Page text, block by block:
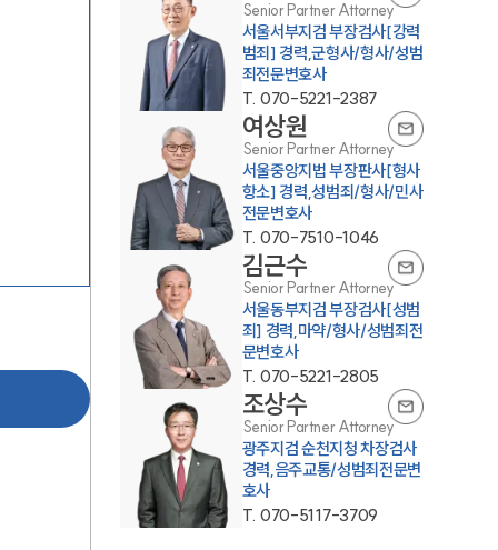
팀소개
팀소개
대륜의 강점
오시는 길
글로벌 파트너 로펌
고객의 소리
통합검색
AI대륜
Senior Partner Attorney
서울서부지검 부장검사[강력
범죄] 경력,군형사/형사/성범
죄전문변호사
T. 070-5221-2387
여상원
Senior Partner Attorney
서울중앙지법 부장판사[형사
항소] 경력,성범죄/형사/민사
전문변호사
T. 070-7510-1046
김근수
Senior Partner Attorney
서울동부지검 부장검사[성범
죄] 경력,마약/형사/성범죄전
문변호사
T. 070-5221-2805
조상수
Senior Partner Attorney
광주지검 순천지청 차장검사
경력,음주교통/성범죄전문변
호사
T. 070-5117-3709